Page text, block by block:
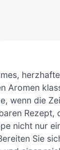
Aromen
wenn die
Rezept,
nicht nur
Sie